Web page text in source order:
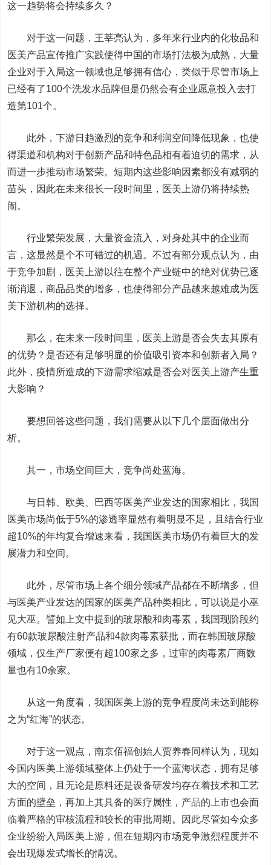
这一趋势将会持续多久？
对于这一问题，王莘亮认为，多年来行业内的化妆品和
医美产品宣传推广实践使得中国的市场打法极为成熟，大量
企业对于入局这一领域也足够拥有信心，类似于尽管市场上
已经有了100个洗发水品牌但是仍然会有企业愿意投入去打
造第101个。
此外，下游日趋激烈的竞争和利润空间降低现象，也使
得渠道和机构对于创新产品和特色品相有着迫切的需求，从
而进一步推动市场繁荣。短期内这些影响因素都没有减弱的
苗头，因此在未来很长一段时间里，医美上游仍将持续热
闹。
行业繁荣发展，大量资金流入，对身处其中的企业而
言，这显然是个不可错过的机遇。不过有部分观点认为，由
于竞争加剧，医美上游以往在整个产业链中的绝对优势已逐
渐消退，商品品类的增多，也使得部分产品越来越难成为医
美下游机构的选择。
那么，在未来一段时间里，医美上游是否会失去其原有
的优势？是否还有足够明显的价值吸引资本和创新者入局？
此外，疫情所造成的下游需求缩减是否会对医美上游产生重
大影响？
要想回答这些问题，我们需要从以下几个层面做出分
析。
其一，市场空间巨大，竞争尚处蓝海。
与日韩、欧美、巴西等医美产业发达的国家相比，我国
医美市场尚低于5%的渗透率显然有着明显不足，且结合行业
超10%的年均复合增速来看，我国医美市场仍有着巨大的发
展潜力和空间。
此外，尽管市场上各个细分领域产品都在不断增多，但
与医美产业发达的国家的医美产品种类相比，可以说是小巫
见大巫。譬如上文中提到的玻尿酸和肉毒素，我国现阶段约
有60款玻尿酸注射产品和4款肉毒素获批，而在韩国玻尿酸
领域，仅生产厂家便有超100家之多，过审的肉毒素厂商数
量也有10余家。
从这一角度看，我国医美上游的竞争程度尚未达到能称
之为“红海”的状态。
对于这一观点，南京佰福创始人贾养春同样认为，现如
今国内医美上游领域整体上仍处于一个蓝海状态，拥有足够
大的空间，且无论是原料还是设备研发均存在着技术和工艺
方面的壁垒，再加上其具备的医疗属性，产品的上市也会面
临着严格的审核流程和较长的审批周期。因此尽管如今众多
企业纷纷入局医美上游，但在短期内市场竞争激烈程度并不
会出现爆发式增长的情况。